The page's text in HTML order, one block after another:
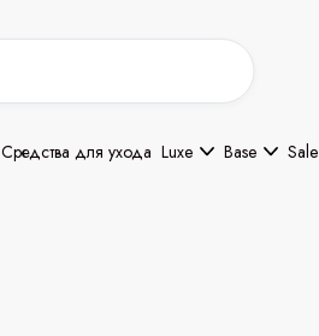
Средства для ухода Luxe Base Sale